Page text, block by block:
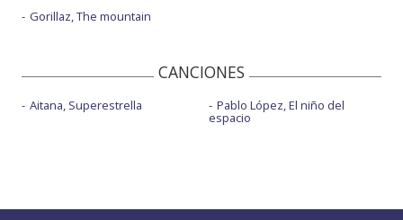
Gorillaz, The mountain
CANCIONES
Aitana, Superestrella Pablo López, El niño del
espacio